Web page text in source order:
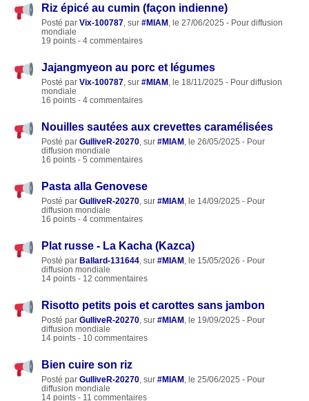
Riz épicé au cumin (façon indienne)
Posté par Vix-100787 , sur #MIAM
, le 27/06/2025 - Pour diffusion
mondiale
19 points - 4 commentaires
Jajangmyeon au porc et légumes
Posté par Vix-100787 , sur #MIAM
, le 18/11/2025 - Pour diffusion
mondiale
16 points - 4 commentaires
Nouilles sautées aux crevettes caramélisées
Posté par GulliveR-20270 , sur #MIAM
, le 26/05/2025 - Pour
diffusion mondiale
16 points - 5 commentaires
Pasta alla Genovese
Posté par GulliveR-20270 , sur #MIAM
, le 14/09/2025 - Pour
diffusion mondiale
16 points - 4 commentaires
Plat russe - La Kacha (Kazca)
Posté par Ballard-131644 , sur #MIAM
, le 15/05/2026 - Pour
diffusion mondiale
14 points - 12 commentaires
Risotto petits pois et carottes sans jambon
Posté par GulliveR-20270 , sur #MIAM
, le 19/09/2025 - Pour
diffusion mondiale
14 points - 10 commentaires
Bien cuire son riz
Posté par GulliveR-20270 , sur #MIAM
, le 25/06/2025 - Pour
diffusion mondiale
14 points - 11 commentaires